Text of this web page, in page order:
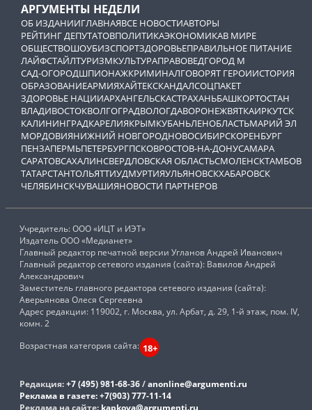
АРГУМЕНТЫ НЕДЕЛИ
ОБ ИЗДАНИИГЛАВНАЯВСЕ НОВОСТИАВТОРЫ
РЕЙТИНГ ДЕПУТАТОВПОЛИТИКАЭКОНОМИКАВ МИРЕ
ОБЩЕСТВОШОУБИЗСПОРТЗДОРОВЬЕПРАВИЛЬНОЕ ПИТАНИЕ
ЛАЙФСТАЙЛТУРИЗМКУЛЬТУРАПРАВОВЕДГОРОД М
САД-ОГОРОДШПИОНАЖКРИМИНАЛГОВОРЯТ ГЕРОИИСТОРИЯ
ОБРАЗОВАНИЕАРМИЯХАЙТЕКСКАНДАЛСОЦПАКЕТ
ЗДОРОВЬЕ НАЦИИАРХАНГЕЛЬСКАСТРАХАНЬБАШКОРТОСТАН
ВЛАДИВОСТОКВОЛГОГРАДВОЛОГДАВОРОНЕЖВЯТКАИРКУТСК
КАЛИНИНГРАДКАРЕЛИЯКРЫМКУБАНЬЛЕНОБЛАСТЬМАРИЙ ЭЛ
МОРДОВИЯНИЖНИЙ НОВГОРОДНОВОСИБИРСКОРЕНБУРГ
ПЕНЗАПЕРМЬПЕТЕРБУРГПСКОВРОСТОВ-НА-ДОНУСАМАРА
САРАТОВСАХАЛИНСВЕРДЛОВСКАЯ ОБЛАСТЬСМОЛЕНСКТАМБОВ
ТАТАРСТАНТОЛЬЯТТИУДМУРТИЯУЛЬЯНОВСКХАБАРОВСК
ЧЕЛЯБИНСКЧУВАШИЯНОВОСТИ ПАРТНЕРОВ
Учредитель: ООО «ИЦТ и ИЭТ»
Издатель ООО «Медианет»
Главный редактор печатной версии Угланов Андрей Иванович
Главный редактор сетевого издания (сайта): Вавилов Андрей
Александрович
Заместитель главного редактора сетевого издания (сайта):
Аверьянова Олеся Сергеевна
Адрес редакции: 119002, г. Москва, ул. Арбат, д. 29, 1-й этаж, пом. IV,
комн. 2
Возрастная категория сайта: 18+
Редакция:+7 (495) 981-68-36/anonline@argumenti.ru
Реклама в газете:+7(903) 777-11-14
Реклама на сайте: kapkova@argumenti.ru